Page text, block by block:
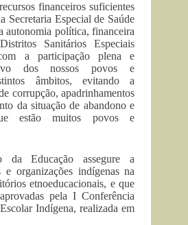
financeiros suficientes
Secretaria Especial de Saúde
autonomia política, financeira
Sanitários Especiais
a participação plena e
dos nossos povos e
âmbitos, evitando a
corrupção, apadrinhamentos
da situação de abandono e
estão muitos povos e
Educação assegure a
organizações indígenas na
etnoeducacionais, e que
pela I Conferência
Indígena, realizada em